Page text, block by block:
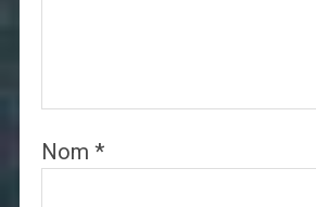
Nom *